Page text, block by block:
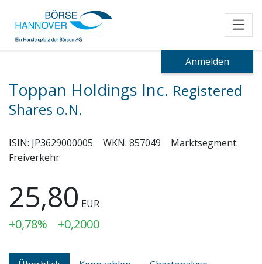
Anmelden
Toppan Holdings Inc. Registered
Shares o.N.
ISIN: JP3629000005 WKN: 857049
Marktsegment:
Freiverkehr
25,80 EUR
+0,78% +0,2000